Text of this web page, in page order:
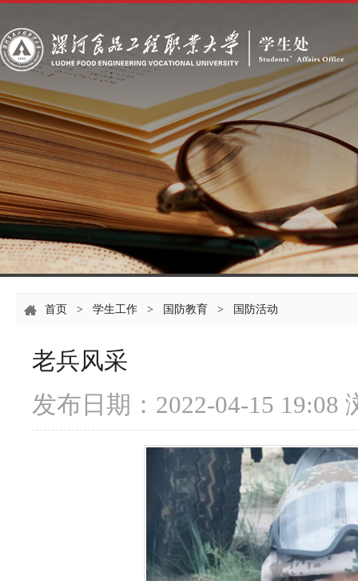
首页 > 学生工作 > 国防教育 > 国防活动
老兵风采
发布日期：2022-04-15 19:08